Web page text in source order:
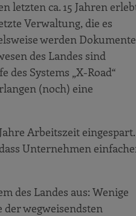
letzten ca. 15 Jahren
Verwaltung, die es
werden Dokumente
des Landes sind
Systems „X-Road“
(noch) eine
Arbeitszeit eingespart.
Unternehmen
des Landes aus: Wenige
wegweisendsten